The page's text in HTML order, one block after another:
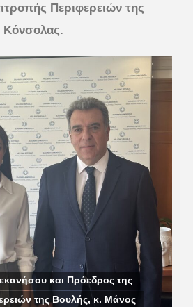
Περιφερειών της
Κόνσολας.
και Πρόεδρος της
της Βουλής, κ. Μάνος